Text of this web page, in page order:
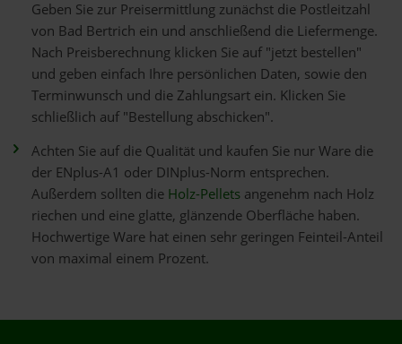
Geben Sie zur Preisermittlung zunächst die Postleitzahl
von Bad Bertrich ein und anschließend die Liefermenge.
Nach Preisberechnung klicken Sie auf "jetzt bestellen"
und geben einfach Ihre persönlichen Daten, sowie den
Terminwunsch und die Zahlungsart ein. Klicken Sie
schließlich auf "Bestellung abschicken".
Achten Sie auf die Qualität und kaufen Sie nur Ware die
der ENplus-A1 oder DINplus-Norm entsprechen.
Außerdem sollten die Holz-Pellets angenehm nach Holz
riechen und eine glatte, glänzende Oberfläche haben.
Hochwertige Ware hat einen sehr geringen Feinteil-Anteil
von maximal einem Prozent.